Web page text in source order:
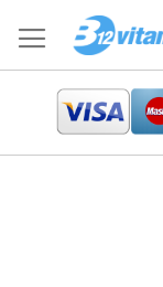
al
contenido